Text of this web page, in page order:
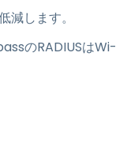
します。
のRADIUSはWi-